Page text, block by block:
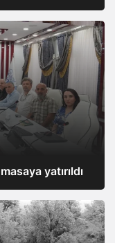
yatırıldı